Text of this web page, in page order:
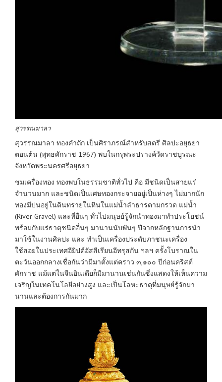
สุวรรณมาลา
สุวรรณมาลา ทองคำถัก เป็นศิราภรณ์สำหรับสตรี ศิลปะอยุธยา
ตอนต้น (พุทธศักราช 1967) พบในกรุพระปรางค์วัดราชบูรณะ
จังหวัดพระนครศรีอยุธยา
ชมเครื่องทอง ทองพบในธรรมชาติทั่วไป คือ มีชนิดเป็นสายแร่
จำนวนมาก และชนิดเป็นเศษทองกระจายอยู่เป็นห่างๆ ไม่มากนัก
ทองมีปนอยู่ในดินทรายในหินในแม่น้ำลำธารตามกรวด แม่น้ำ
(River Gravel) และที่อื่นๆ ทั่วไปมนุษย์รู้จักนำทองมาทำประโยชน์
พร้อมกับแร่ธาตุชนิดอื่นๆ มานานนับพันๆ ปีจากหลักฐานการนำ
มาใช้ในงานศิลปะ และ ทำเป็นเครื่องประดับภาชนะเครื่อง
ใช้สอยในประเทศอียิปต์อัสสีเรียนอีทรุสกัน ฯลฯ ครั้งโบราณใน
ตะวันออกกลางเชื่อกันว่ามีมาตั้งแต่คราว ๓,๑๐๐ ปีก่อนคริสต์
ศักราช แม้แต่ในจีนอินเดียก็มีมานานเช่นกันซึ่งแสดงให้เห็นความ
เจริญในเทคโนโลยีอย่างสูง และเป็นโลหะธาตุที่มนุษย์รู้จักมา
นานและต้องการกันมาก